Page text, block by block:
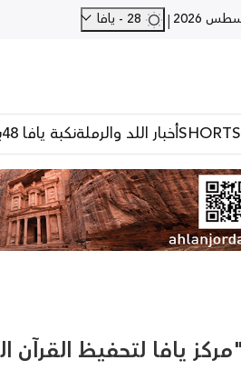
|
SHORTSأخبار اللد والرملةنكبة يافا 48